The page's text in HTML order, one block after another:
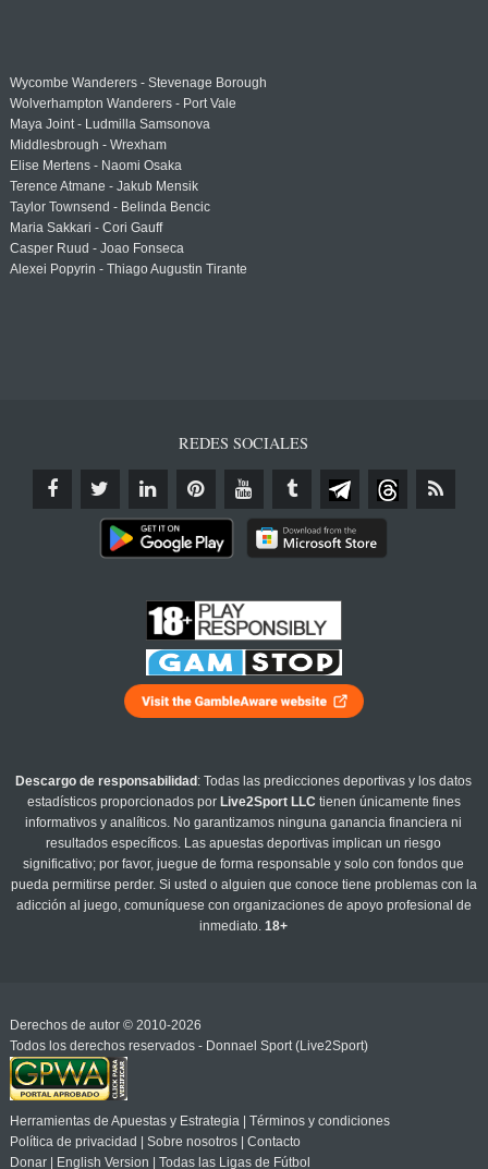
Wycombe Wanderers - Stevenage Borough
Wolverhampton Wanderers - Port Vale
Maya Joint - Ludmilla Samsonova
Middlesbrough - Wrexham
Elise Mertens - Naomi Osaka
Terence Atmane - Jakub Mensik
Taylor Townsend - Belinda Bencic
Maria Sakkari - Cori Gauff
Casper Ruud - Joao Fonseca
Alexei Popyrin - Thiago Augustin Tirante
REDES SOCIALES
Descargo de responsabilidad : Todas las predicciones deportivas y los datos
estadísticos proporcionados por Live2Sport LLC tienen únicamente fines
informativos y analíticos. No garantizamos ninguna ganancia financiera ni
resultados específicos. Las apuestas deportivas implican un riesgo
significativo; por favor, juegue de forma responsable y solo con fondos que
pueda permitirse perder. Si usted o alguien que conoce tiene problemas con la
adicción al juego, comuníquese con organizaciones de apoyo profesional de
inmediato.18+
Derechos de autor © 2010-2026
Todos los derechos reservados - Donnael Sport (Live2Sport)
Herramientas de Apuestas y Estrategia| Términos y condiciones
Política de privacidad
Sobre nosotros| Contacto
Donar| English Version Todas las Ligas de Fútbol